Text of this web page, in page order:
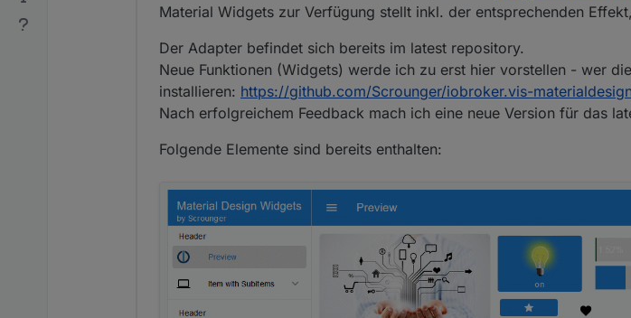
Material Widgets zur Verfügung stellt inkl. der entsprechenden
Der Adapter befindet sich bereits im latest repository.
Neue Funktionen (Widgets) werde ich zu erst hier vorstellen - wer
installieren: https://github.com/Scrounger/iobroker.vis-
Nach erfolgreichem Feedback mach ich eine neue Version für das
Folgende Elemente sind bereits enthalten: